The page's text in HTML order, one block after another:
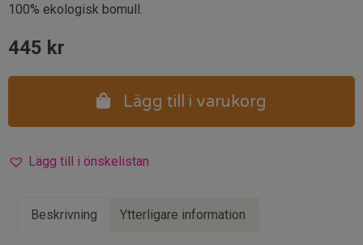
100% ekologisk bomull.
445 kr
Lägg till i varukorg
Lägg till i önskelistan
Beskrivning Ytterligare information